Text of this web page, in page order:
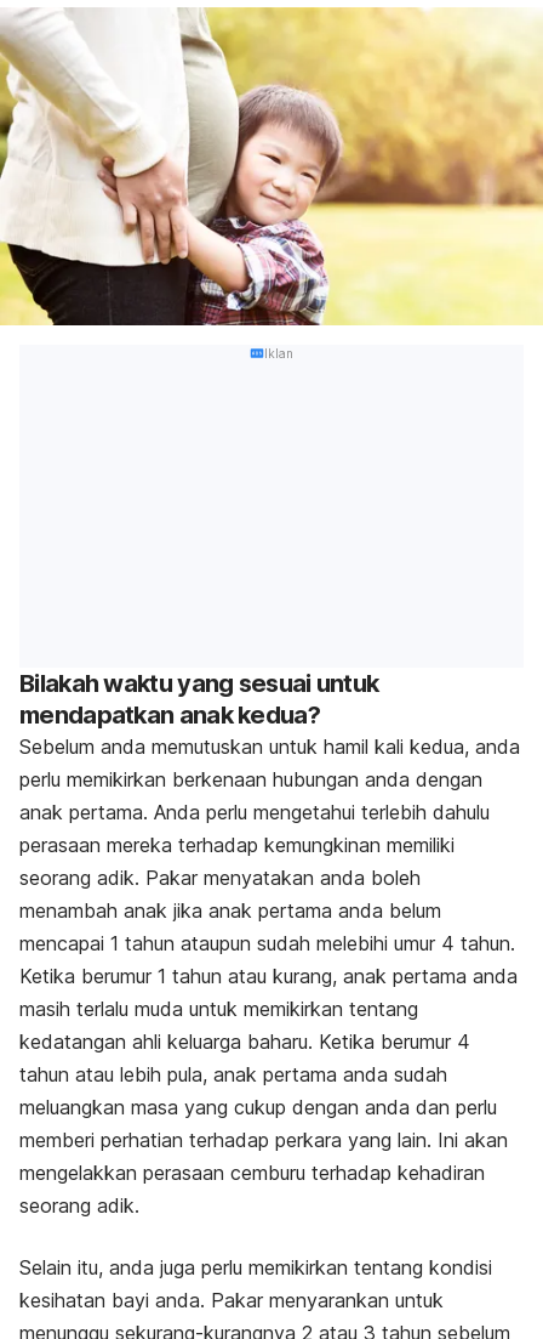
Iklan
Bilakah waktu yang sesuai untuk
mendapatkan anak kedua?
Sebelum anda memutuskan untuk hamil kali kedua, anda
perlu memikirkan berkenaan hubungan anda dengan
anak pertama. Anda perlu mengetahui terlebih dahulu
perasaan mereka terhadap kemungkinan memiliki
seorang adik. Pakar menyatakan anda boleh
menambah anak jika anak pertama anda belum
mencapai 1 tahun ataupun sudah melebihi umur 4 tahun.
Ketika berumur 1 tahun atau kurang, anak pertama anda
masih terlalu muda untuk memikirkan tentang
kedatangan ahli keluarga baharu. Ketika berumur 4
tahun atau lebih pula, anak pertama anda sudah
meluangkan masa yang cukup dengan anda dan perlu
memberi perhatian terhadap perkara yang lain. Ini akan
mengelakkan perasaan cemburu terhadap kehadiran
seorang adik.
Selain itu, anda juga perlu memikirkan tentang kondisi
kesihatan bayi anda. Pakar menyarankan untuk
menunggu sekurang-kurangnya 2 atau 3 tahun sebelum